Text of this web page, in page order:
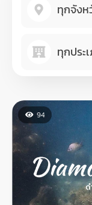
ทุกจังห
ทุกประ
94